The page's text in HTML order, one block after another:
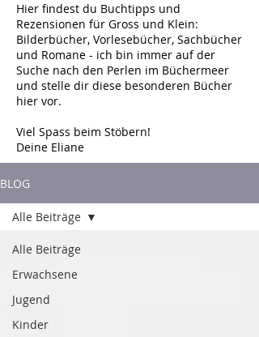
Hier findest du Buchtipps und
Rezensionen für Gross und Klein:
Bilderbücher, Vorlesebücher, Sachbücher
und Romane - ich bin immer auf der
Suche nach den Perlen im Büchermeer
und stelle dir diese besonderen Bücher
hier vor.
Viel Spass beim Stöbern!
Deine Eliane
BLOG
Alle Beiträge
Erwachsene
Jugend
Kinder
Alle Beiträge